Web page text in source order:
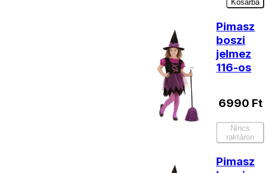
Kosárba
Pimasz
boszi
jelmez
116-os
6990 Ft
Nincs
raktáron
Pimasz